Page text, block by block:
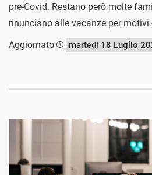
pre-Covid. Restano però molte
rinunciano alle vacanze per motivi
Aggiornato
martedì 18 Luglio